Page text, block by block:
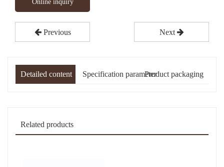
Online inquiry
Previous Next
Detailed content Specification parameterProduct packaging
Related products